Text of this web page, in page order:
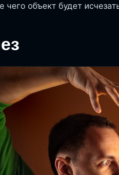
чего объект будет